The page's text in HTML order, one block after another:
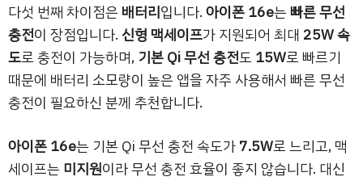
다섯 번째 차이점은 배터리입니다.아이폰 16e는빠른 무선
충전이 장점입니다. 신형 맥세이프가 지원되어 최대 25W 속
도로 충전이 가능하며,기본 Qi 무선 충전도 15W로 빠르기
때문에 배터리 소모량이 높은 앱을 자주 사용해서 빠른 무선
충전이 필요하신 분께 추천합니다.
아이폰 16e는 기본 Qi 무선 충전 속도가7.5W로 느리고, 맥
세이프는 미지원이라 무선 충전 효율이 좋지 않습니다. 대신